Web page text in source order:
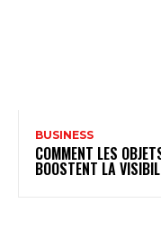
BUSINESS
COMMENT LES
BOOSTENT LA